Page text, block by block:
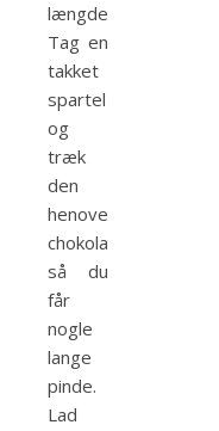
længden.
Tag en
takket
spartel
og
træk
den
henover
chokoladen,
så du
får
nogle
lange
pinde.
Lad